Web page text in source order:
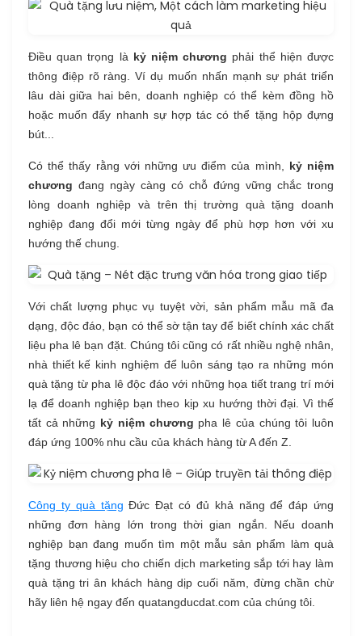
Điều quan trọng là kỷ niệm chương phải thể hiện được
thông điệp rõ ràng. Ví dụ muốn nhấn mạnh sự phát triển
lâu dài giữa hai bên, doanh nghiệp có thể kèm đồng hồ
hoặc muốn đẩy nhanh sự hợp tác có thể tặng hộp đựng
bút...
Có thể thấy rằng với những ưu điểm của mình, kỷ niệm
chương đang ngày càng có chỗ đứng vững chắc trong
lòng doanh nghiệp và trên thị trường quà tặng doanh
nghiệp đang đổi mới từng ngày để phù hợp hơn với xu
hướng thế chung.
Với chất lượng phục vụ tuyệt vời, sản phẩm mẫu mã đa
dạng, độc đáo, bạn có thể sờ tận tay để biết chính xác chất
liệu pha lê bạn đặt. Chúng tôi cũng có rất nhiều nghệ nhân,
nhà thiết kế kinh nghiệm để luôn sáng tạo ra những món
quà tặng từ pha lê độc đáo với những họa tiết trang trí mới
lạ để doanh nghiệp bạn theo kịp xu hướng thời đại. Vì thế
tất cả những kỷ niệm chương pha lê của chúng tôi luôn
đáp ứng 100% nhu cầu của khách hàng từ A đến Z.
Công ty quà tặng Đức Đạt có đủ khả năng để đáp ứng
những đơn hàng lớn trong thời gian ngắn. Nếu doanh
nghiệp bạn đang muốn tìm một mẫu sản phẩm làm quà
tặng thương hiệu cho chiến dịch marketing sắp tới hay làm
quà tặng tri ân khách hàng dịp cuối năm, đừng chần chừ
hãy liên hệ ngay đến quatangducdat.com của chúng tôi.